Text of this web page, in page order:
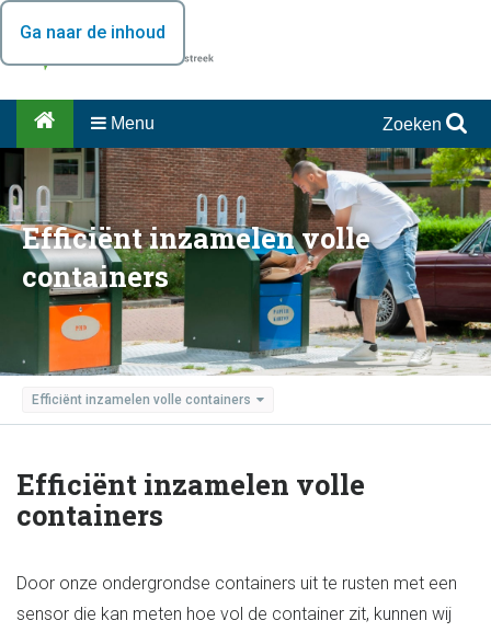
Ga naar de inhoud
Menu Zoeken
Efficiënt inzamelen volle
containers
Efficiënt inzamelen volle containers
Efficiënt inzamelen volle
containers
Door onze ondergrondse containers uit te rusten met een
sensor die kan meten hoe vol de container zit, kunnen wij